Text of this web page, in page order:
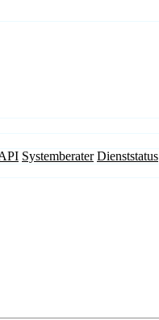
Systemberater Dienststatus